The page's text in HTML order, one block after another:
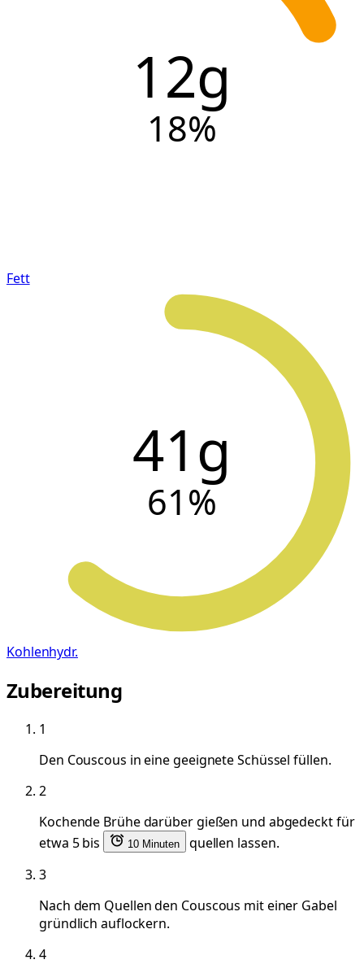
12g
18%
Fett
41g
61%
Kohlenhydr.
Zubereitung
1
Den Couscous in eine geeignete Schüssel füllen.
2
Kochende Brühe darüber gießen und abgedeckt für
etwa 5 bis
10 Minuten
quellen lassen.
3
Nach dem Quellen den Couscous mit einer Gabel
gründlich auflockern.
4